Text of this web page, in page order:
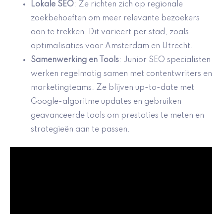
Lokale SEO: Ze richten zich op regionale
zoekbehoeften om meer relevante bezoekers
aan te trekken. Dit varieert per stad, zoals
optimalisaties voor Amsterdam en Utrecht.
Samenwerking en Tools: Junior SEO specialisten
werken regelmatig samen met contentwriters en
marketingteams. Ze blijven up-to-date met
Google-algoritme updates en gebruiken
geavanceerde tools om prestaties te meten en
strategieën aan te passen.